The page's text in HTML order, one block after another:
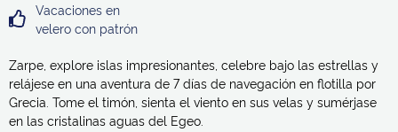
Vacaciones en
velero con patrón
Zarpe, explore islas impresionantes, celebre bajo las estrellas y
relájese en una aventura de 7 días de navegación en flotilla por
Grecia. Tome el timón, sienta el viento en sus velas y sumérjase
en las cristalinas aguas del Egeo.